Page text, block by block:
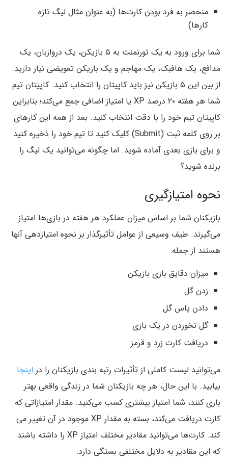
منحصر‌ به فرد بودن کارت‌ها (به عنوان مثال لیگ تازه
کارها)
شما برای ورود به یک تورنمنت به ۵ بازیکن، یک دروازبان، یک
مدافع، یک هافبک، یک مهاجم و یک بازیکن تعویضی نیاز دارید.
از بین این ۵ بازیکن نیز باید کاپیتان را انتخاب کنید. کاپیتان تیم
شما هر هفته ۲۰ درصد XP یا امتیاز اضافی جمع می‌کند؛ بنابراین
کاپیتان تیم خود را با دقت انتخاب کنید. بعد از همه این کارهای
بر روی کلمه ثبت (Submit) کلیک کنید تا تیم خود را ذخیره کنید
و برای بازی بعدی آماده شوید. اما چگونه می‌توانید یک لیگ را
برنده شوید؟
نحوه امتیازگیری
بازیکنان شما بر اساس میزان عملکرد هر هفته در بازی‌ها امتیاز
می‌گیرند. طیف وسیعی از عوامل تأثیرگذار بر نحوه امتیازدهی آنها
هستند از جمله:
میزان دقایق بازی بازیکن
زدن گل
دادن پاس گل
گل نخوردن در یک بازی
دریافت کارت زرد و قرمز
می‌توانید لیست کاملی از تأثیرات رتبه بندی بازیکنان را در اینجا
بیابید. با این حال، هر چه بازیکنان شما در زندگی واقعی بهتر
بازی کنند، شما امتیاز بیشتری کسب می‌کنید. مقدار امتیازاتی که
کارت دریافت می‌کند، بسته به مقدار XP موجود در آن تغییر می
کند. کارت‌ها می‌توانید مقادیر مختلف امتیاز XP را داشته باشند
که این مقادیر به دلایل مختلفی بستگی دارد: